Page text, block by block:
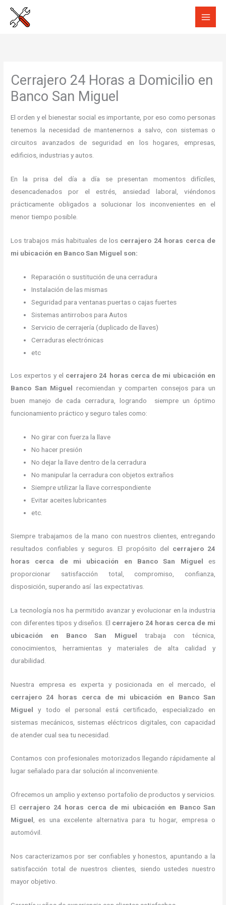
Cerrajero 24 Horas a Domicilio en
Banco San Miguel
El orden y el bienestar social es importante, por eso como personas
tenemos la necesidad de mantenernos a salvo, con sistemas o
circuitos avanzados de seguridad en los hogares, empresas,
edificios, industrias y autos.
En la prisa del día a día se presentan momentos difíciles,
desencadenados por el estrés, ansiedad laboral, viéndonos
prácticamente obligados a solucionar los inconvenientes en el
menor tiempo posible.
Los trabajos más habituales de los cerrajero 24 horas cerca de
mi ubicación en Banco San Miguel son:
Reparación o sustitución de una cerradura
Instalación de las mismas
Seguridad para ventanas puertas o cajas fuertes
Sistemas antirrobos para Autos
Servicio de cerrajería (duplicado de llaves)
Cerraduras electrónicas
etc
Los expertos y el cerrajero 24 horas cerca de mi ubicación en
Banco San Miguel recomiendan y comparten consejos para un
buen manejo de cada cerradura, logrando siempre un óptimo
funcionamiento práctico y seguro tales como:
No girar con fuerza la llave
No hacer presión
No dejar la llave dentro de la cerradura
No manipular la cerradura con objetos extraños
Siempre utilizar la llave correspondiente
Evitar aceites lubricantes
etc.
Siempre trabajamos de la mano con nuestros clientes, entregando
resultados confiables y seguros. El propósito del cerrajero 24
horas cerca de mi ubicación en Banco San Miguel es
proporcionar satisfacción total, compromiso, confianza,
disposición, superando así las expectativas.
La tecnología nos ha permitido avanzar y evolucionar en la industria
con diferentes tipos y diseños. El cerrajero 24 horas cerca de mi
ubicación en Banco San Miguel trabaja con técnica,
conocimientos, herramientas y materiales de alta calidad y
durabilidad.
Nuestra empresa es experta y posicionada en el mercado, el
cerrajero 24 horas cerca de mi ubicación en Banco San
Miguel y todo el personal está certificado, especializado en
sistemas mecánicos, sistemas eléctricos digitales, con capacidad
de atender cual sea tu necesidad.
Contamos con profesionales motorizados llegando rápidamente al
lugar señalado para dar solución al inconveniente.
Ofrecemos un amplio y extenso portafolio de productos y servicios.
El cerrajero 24 horas cerca de mi ubicación en Banco San
Miguel, es una excelente alternativa para tu hogar, empresa o
automóvil.
Nos caracterizamos por ser confiables y honestos, apuntando a la
satisfacción total de nuestros clientes, siendo ustedes nuestro
mayor objetivo.